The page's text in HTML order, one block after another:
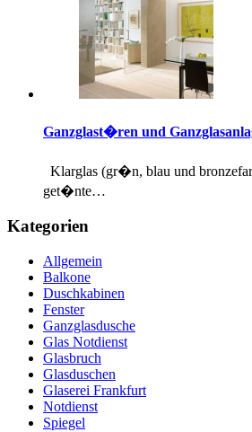
Ganzglast�ren und
Klarglas (gr�n, blau und
get�nte…
Kategorien
Allgemein
Balkone
Duschkabinen
Fenster
Ganzglasdusche
Glas Notdienst
Glasbruch
Glasduschen
Glaserei Frankfurt
Notdienst
Spiegel